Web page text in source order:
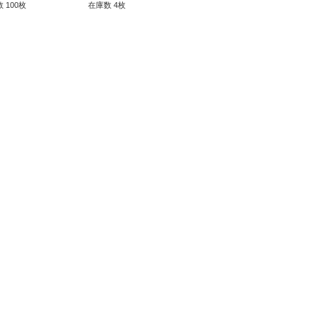
100枚 在庫数 4枚